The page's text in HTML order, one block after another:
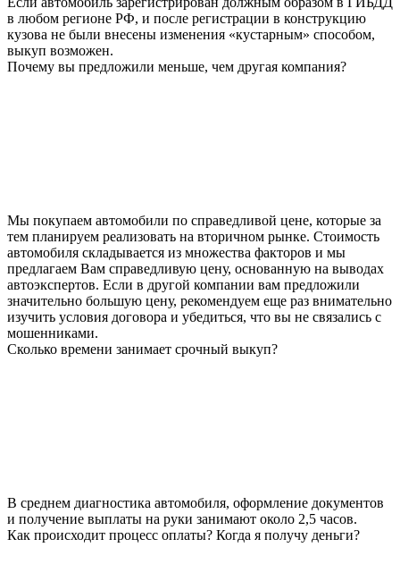
в любом регионе РФ, и после регистрации в конструкцию
кузова не были внесены изменения «кустарным» способом,
выкуп возможен.
Почему вы предложили меньше, чем другая компания?
Мы покупаем автомобили по справедливой цене, которые за
тем планируем реализовать на вторичном рынке. Стоимость
автомобиля складывается из множества факторов и мы
предлагаем Вам справедливую цену, основанную на выводах
автоэкспертов. Если в другой компании вам предложили
значительно большую цену, рекомендуем еще раз внимательно
изучить условия договора и убедиться, что вы не связались с
мошенниками.
Сколько времени занимает срочный выкуп?
В среднем диагностика автомобиля, оформление документов
и получение выплаты на руки занимают около 2,5 часов.
Как происходит процесс оплаты? Когда я получу деньги?